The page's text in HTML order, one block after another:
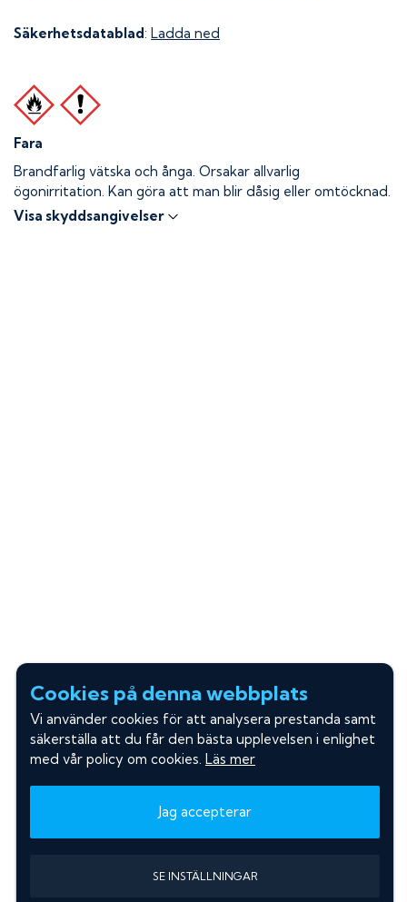
Säkerhetsdatablad: Ladda ned
Fara
Brandfarlig vätska och ånga. Orsakar allvarlig
ögonirritation. Kan göra att man blir dåsig eller omtöcknad.
Visa skyddsangivelser
Cookies på denna webbplats
Vi använder cookies för att analysera prestanda samt
säkerställa att du får den bästa upplevelsen i enlighet
med vår policy om cookies. Läs mer
Jag accepterar
SE INSTÄLLNINGAR